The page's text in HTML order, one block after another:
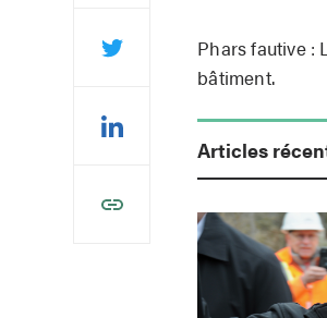
Phars fautive :
bâtiment.
Articles